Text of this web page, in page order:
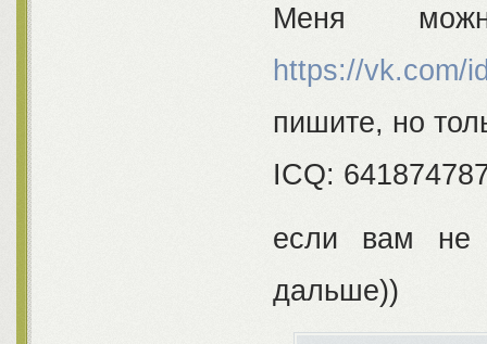
Меня
https://vk.com/
пишите, но
ICQ:
если вам не
дальше))